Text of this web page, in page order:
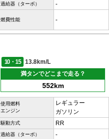
過給器（ターボ） -
燃費性能 -
10・15
13.8km/L
満タンでどこまで走る？
552km
使用燃料
エンジン
レギュラー
ガソリン
駆動方式 RR
過給器（ターボ） -